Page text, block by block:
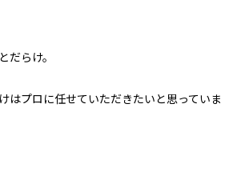
だらけ。
はプロに任せていただきたいと思っていま